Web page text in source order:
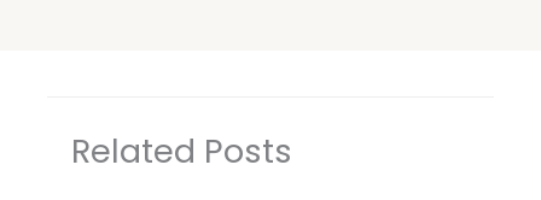
Related Posts